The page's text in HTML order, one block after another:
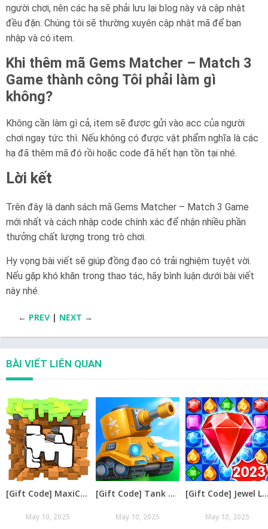
người chơi, nên các hạ sẽ phải lưu lại blog này và cập nhật
đều đặn. Chúng tôi sẽ thường xuyên cập nhật mã để bạn
nhập và có item.
Khi thêm mã Gems Matcher – Match 3
Game thành công Tôi phải làm gì
không?
Không cần làm gì cả, item sẽ được gửi vào acc của người
chơi ngay tức thì. Nếu không có được vật phẩm nghĩa là các
hạ đã thêm mã đó rồi hoặc code đã hết hạn tồn tại nhé.
Lời kết
Trên đây là danh sách mã Gems Matcher – Match 3 Game
mới nhất và cách nhập code chính xác để nhận nhiều phần
thưởng chất lượng trong trò chơi.
Hy vọng bài viết sẽ giúp đồng đạo có trải nghiệm tuyệt vời.
Nếu gặp khó khăn trong thao tác, hãy bình luận dưới bài viết
này nhé.
← PREV | NEXT →
BÀI VIẾT LIÊN QUAN
[Gift Code] MaxiCraft Adventure Time mới nhất 08/2026
May 10, 2025
[Gift Code] Tank Raid: Epic Tank War Games mới nhất 08/2026
May 10, 2025
[Gift Code] Jewel Legend – Xếp
May 10, 2025